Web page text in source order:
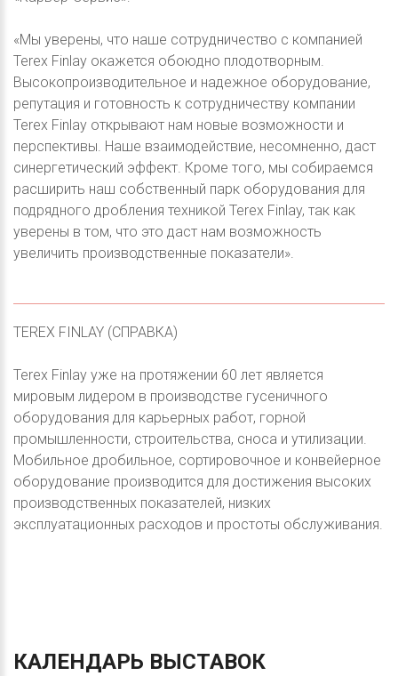
«Мы уверены, что наше сотрудничество с компанией
Terex Finlay окажется обоюдно плодотворным.
Высокопроизводительное и надежное оборудование,
репутация и готовность к сотрудничеству компании
Terex Finlay открывают нам новые возможности и
перспективы. Наше взаимодействие, несомненно, даст
синергетический эффект. Кроме того, мы собираемся
расширить наш собственный парк оборудования для
подрядного дробления техникой Terex Finlay, так как
уверены в том, что это даст нам возможность
увеличить производственные показатели».
TEREX FINLAY (СПРАВКА)
Terex Finlay уже на протяжении 60 лет является
мировым лидером в производстве гусеничного
оборудования для карьерных работ, горной
промышленности, строительства, сноса и утилизации.
Мобильное дробильное, сортировочное и конвейерное
оборудование производится для достижения высоких
производственных показателей, низких
эксплуатационных расходов и простоты обслуживания.
КАЛЕНДАРЬ ВЫСТАВОК